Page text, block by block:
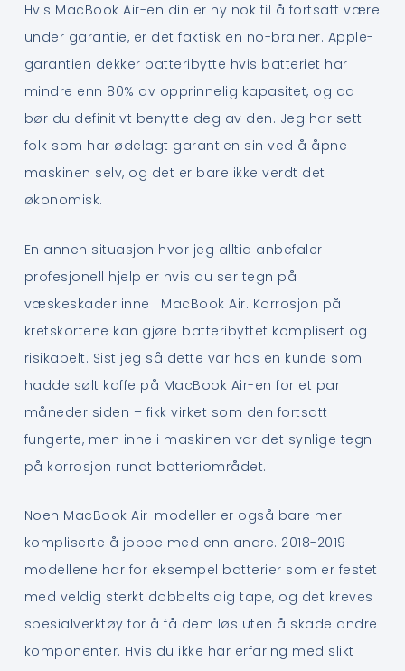
Hvis MacBook Air-en din er ny nok til å fortsatt være
under garantie, er det faktisk en no-brainer. Apple-
garantien dekker batteribytte hvis batteriet har
mindre enn 80% av opprinnelig kapasitet, og da
bør du definitivt benytte deg av den. Jeg har sett
folk som har ødelagt garantien sin ved å åpne
maskinen selv, og det er bare ikke verdt det
økonomisk.
En annen situasjon hvor jeg alltid anbefaler
profesjonell hjelp er hvis du ser tegn på
væskeskader inne i MacBook Air. Korrosjon på
kretskortene kan gjøre batteribyttet komplisert og
risikabelt. Sist jeg så dette var hos en kunde som
hadde sølt kaffe på MacBook Air-en for et par
måneder siden – fikk virket som den fortsatt
fungerte, men inne i maskinen var det synlige tegn
på korrosjon rundt batteriområdet.
Noen MacBook Air-modeller er også bare mer
kompliserte å jobbe med enn andre. 2018-2019
modellene har for eksempel batterier som er festet
med veldig sterkt dobbeltsidig tape, og det kreves
spesialverktøy for å få dem løs uten å skade andre
komponenter. Hvis du ikke har erfaring med slikt